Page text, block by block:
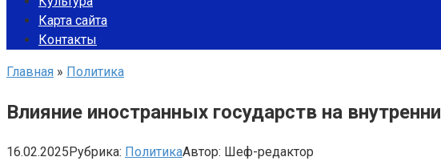
Карта сайта
Контакты
Главная » Политика
Влияние иностранных государств на
16.02.2025Рубрика: ПолитикаАвтор: Шеф-редактор